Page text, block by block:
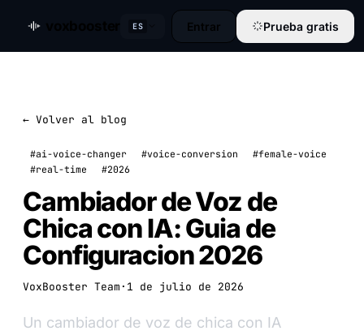
ES Entrar Prueba gratis
← Volver al blog
#ai-voice-changer #voice-conversion
#female-voice
#real-time
#2026
Cambiador de Voz de
Chica con IA: Guia de
Configuracion 2026
VoxBooster Team · 1 de julio de 2026
Un cambiador de voz de chica con IA